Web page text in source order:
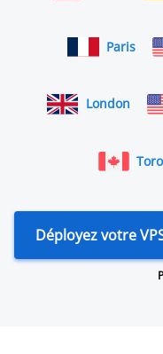
Paris
London
Déployez votre